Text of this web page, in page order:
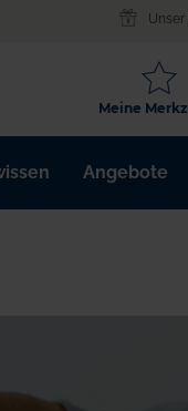
Meine
Angebote